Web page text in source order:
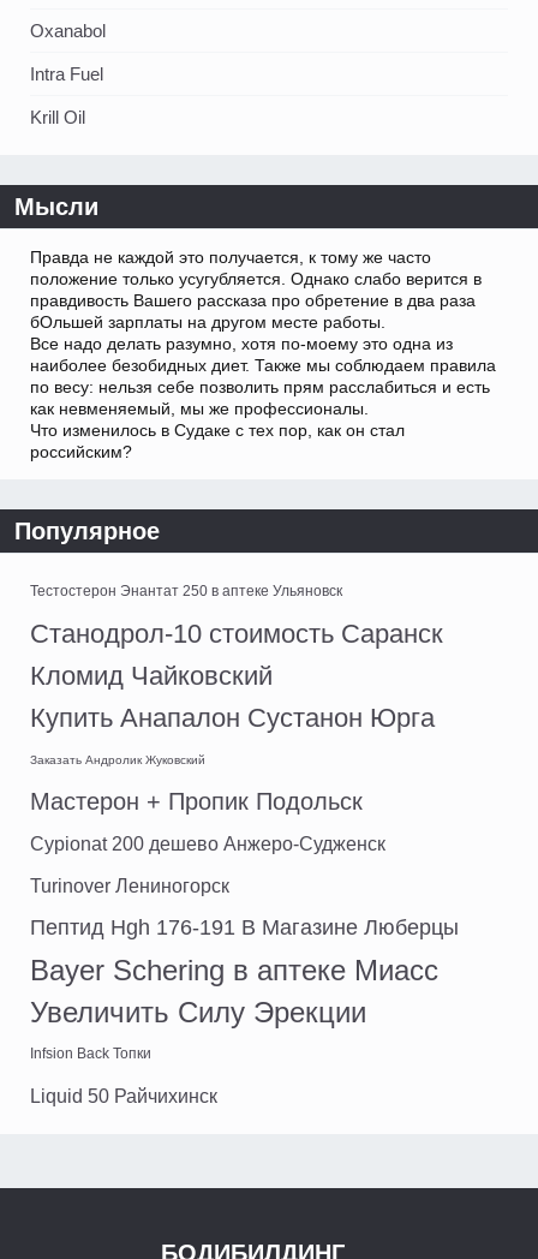
Oxanabol
Intra Fuel
Krill Oil
Мысли
Правда не каждой это получается, к тому же часто
положение только усугубляется. Однако слабо верится в
правдивость Вашего рассказа про обретение в два раза
бОльшей зарплаты на другом месте работы.
Все надо делать разумно, хотя по-моему это одна из
наиболее безобидных диет. Также мы соблюдаем правила
по весу: нельзя себе позволить прям расслабиться и есть
как невменяемый, мы же профессионалы.
Что изменилось в Судаке с тех пор, как он стал
российским?
Популярное
Тестостерон Энантат 250 в аптеке Ульяновск
Станодрол-10 стоимость Саранск
Кломид Чайковский
Купить Анапалон Сустанон Юрга
Заказать Андролик Жуковский
Мастерон + Пропик Подольск
Cypionat 200 дешево Анжеро-Судженск
Turinover Лениногорск
Пептид Hgh 176-191 В Магазине Люберцы
Bayer Schering в аптеке Миасс
Увеличить Силу Эрекции
Infsion Back Топки
Liquid 50 Райчихинск
БОДИБИЛДИНГ